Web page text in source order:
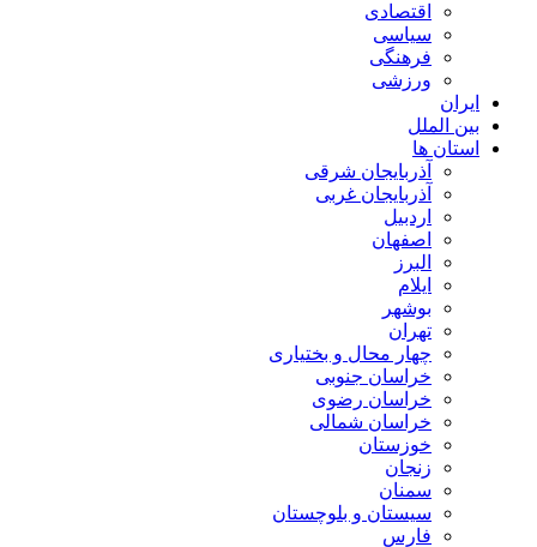
اقتصادی
سیاسی
فرهنگی
ورزشی
ایران
بین الملل
استان ها
آذربایجان شرقی
آذربایجان غربی
اردبیل
اصفهان
البرز
ایلام
بوشهر
تهران
چهار محال و بختیاری
خراسان جنوبی
خراسان رضوی
خراسان شمالی
خوزستان
زنجان
سمنان
سیستان و بلوچستان
فارس